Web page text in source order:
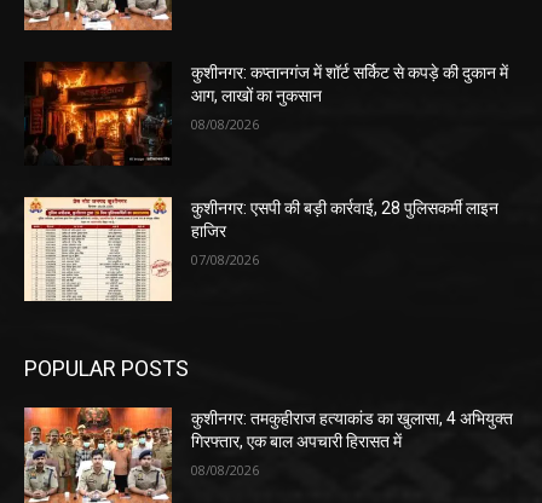
कुशीनगर: कप्तानगंज में शॉर्ट सर्किट से कपड़े की दुकान में
आग, लाखों का नुकसान
08/08/2026
कुशीनगर: एसपी की बड़ी कार्रवाई, 28 पुलिसकर्मी लाइन
हाजिर
07/08/2026
POPULAR POSTS
कुशीनगर: तमकुहीराज हत्याकांड का खुलासा, 4 अभियुक्त
गिरफ्तार, एक बाल अपचारी हिरासत में
08/08/2026